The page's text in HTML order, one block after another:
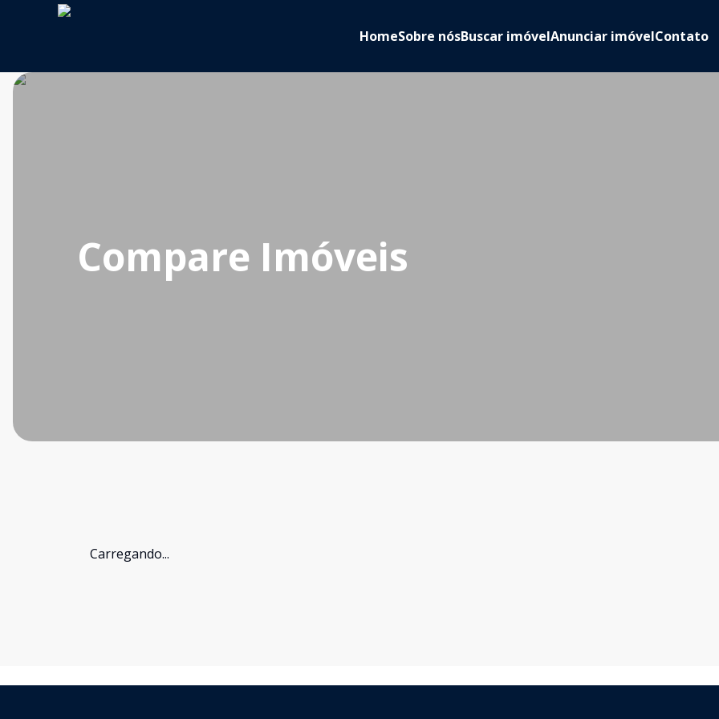
HomeSobre nósBuscar imóvelAnunciar imóvelContato
Compare Imóveis
Carregando...